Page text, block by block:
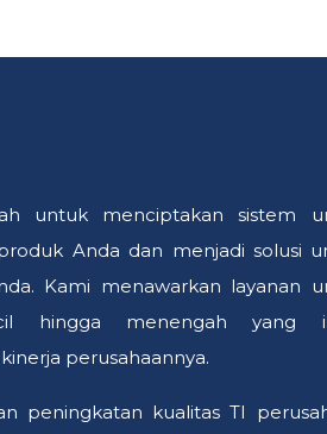
untuk menciptakan sistem
Anda dan menjadi solusi
Kami menawarkan layanan
hingga menengah yang
perusahaannya.
peningkatan kualitas TI